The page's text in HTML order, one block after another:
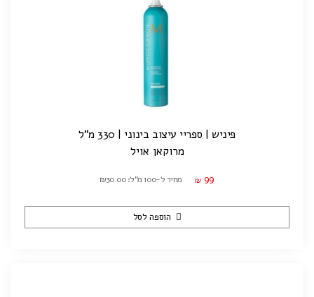
פיניש | ספריי עיצוב בינוני | 330 מ"ל
מרוקאן אויל
₪ 99 מחיר ל-100 מ"ל: ₪30.00
הוספה לסל